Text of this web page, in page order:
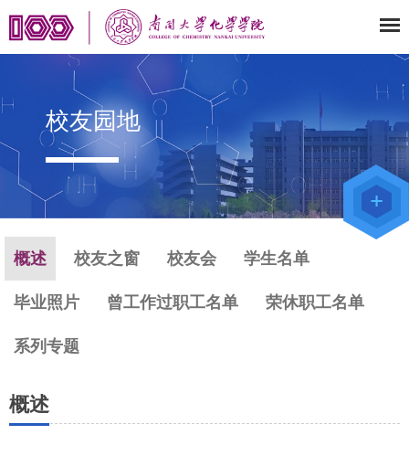
校友园地
概述 校友之窗 校友会 学生名单
毕业照片 曾工作过职工名单 荣休职工名单
系列专题
概述